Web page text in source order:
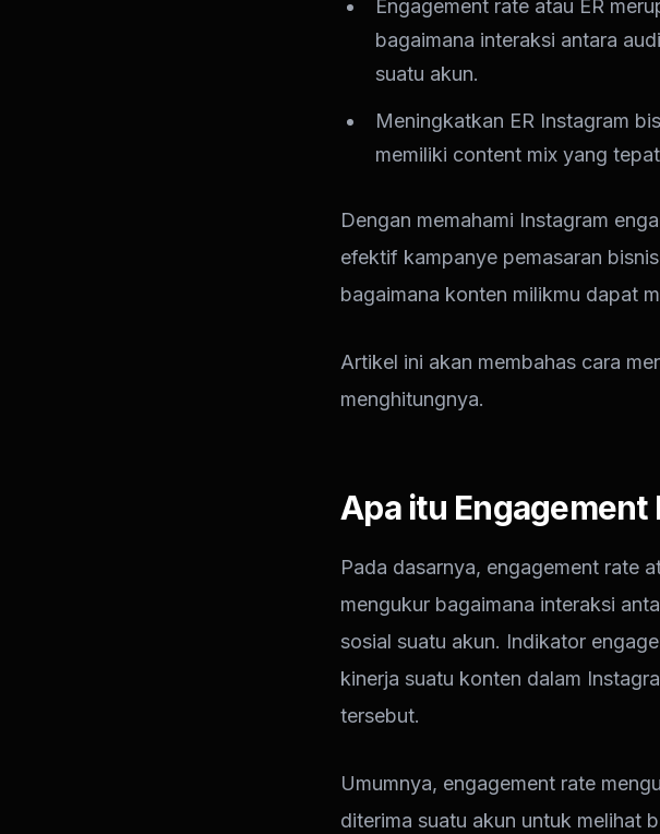
Engagement rate atau ER
bagaimana interaksi antara
suatu akun.
Meningkatkan ER Instagram
memiliki content mix yang
Dengan memahami Instagram
efektif kampanye pemasaran
bagaimana konten milikmu dapat
Artikel ini akan membahas cara
menghitungnya.
Apa itu Engagement
Pada dasarnya, engagement rate
mengukur bagaimana interaksi
sosial suatu akun. Indikator
kinerja suatu konten dalam
tersebut.
Umumnya, engagement rate
diterima suatu akun untuk melihat